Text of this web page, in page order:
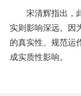
宋清辉指出，
实则影响深远。因
的真实性、规范运
成实质性影响。